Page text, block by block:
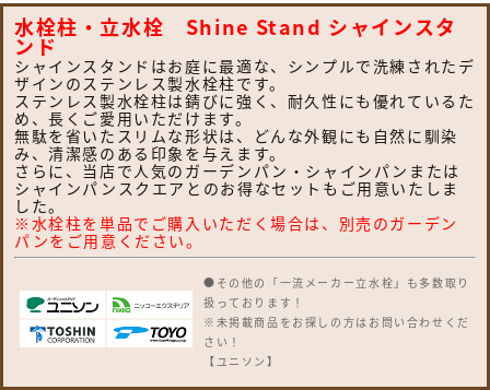
水栓柱・立水栓 Shine Stand シャインスタ
ンド
シャインスタンドはお庭に最適な、シンプルで洗練されたデ
ザインのステンレス製水栓柱です。
ステンレス製水栓柱は錆びに強く、耐久性にも優れているた
め、長くご愛用いただけます。
無駄を省いたスリムな形状は、どんな外観にも自然に馴染
み、清潔感のある印象を与えます。
さらに、当店で人気のガーデンパン・シャインパンまたは
シャインパンスクエアとのお得なセットもご用意いたしま
した。
※水栓柱を単品でご購入いただく場合は、別売のガーデン
パンをご用意ください。
●その他の「一流メーカー立水栓」も多数取り
扱っております！
※未掲載商品をお探しの方はお問い合わせくだ
さい！
【ユニソン】